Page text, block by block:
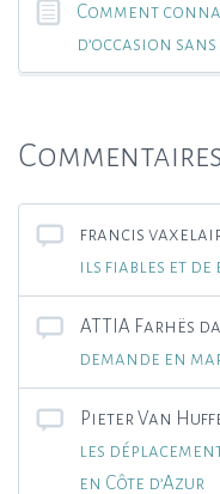
Comment
d’occasion
francis
ils fiables et de
ATTIA Farhës
demande en
Pieter Van
les
en Côte d’Azur